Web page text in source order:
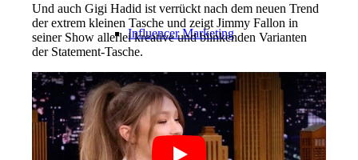
Influencer Marketing
Management
Apply
Und auch Gigi Hadid ist verrückt nach dem neuen Trend
der extrem kleinen Tasche und zeigt Jimmy Fallon in
seiner Show allerlei kreative und blinkenden Varianten
der Statement-Tasche.